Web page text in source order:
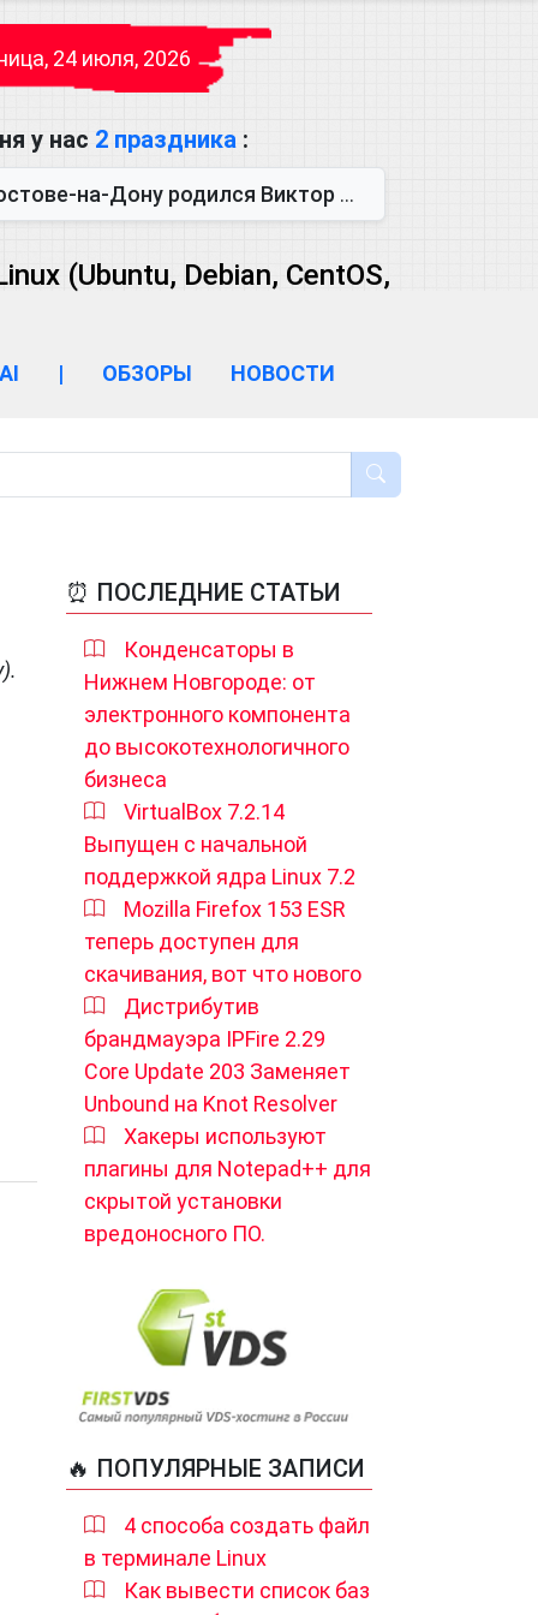
24 июля, 2026
у нас 2 праздника :
Виктор Михайлович Глушков. Под руководством Виктора Михайло...
(Ubuntu, Debian, CentOS,
AI | ОБЗОРЫ НОВОСТИ
⏰ ПОСЛЕДНИЕ СТАТЬИ
Конденсаторы в
Нижнем Новгороде: от
электронного компонента
до высокотехнологичного
бизнеса
VirtualBox 7.2.14
Выпущен с начальной
поддержкой ядра Linux 7.2
Mozilla Firefox 153 ESR
теперь доступен для
скачивания, вот что нового
Дистрибутив
брандмауэра IPFire 2.29
Core Update 203 Заменяет
Unbound на Knot Resolver
Хакеры используют
плагины для Notepad++ для
скрытой установки
вредоносного ПО.
🔥 ПОПУЛЯРНЫЕ ЗАПИСИ
4 способа создать файл
в терминале Linux
Как вывести список баз